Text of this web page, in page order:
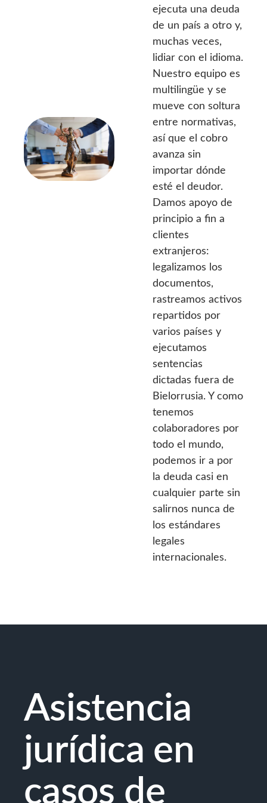
ejecuta una deuda
de un país a otro y,
muchas veces,
lidiar con el idioma.
Nuestro equipo es
multilingüe y se
mueve con soltura
entre normativas,
así que el cobro
avanza sin
importar dónde
esté el deudor.
Damos apoyo de
principio a fin a
clientes
extranjeros:
legalizamos los
documentos,
rastreamos activos
repartidos por
varios países y
ejecutamos
sentencias
dictadas fuera de
Bielorrusia. Y como
tenemos
colaboradores por
todo el mundo,
podemos ir a por
la deuda casi en
cualquier parte sin
salirnos nunca de
los estándares
legales
internacionales.
Asistencia
jurídica en
casos de